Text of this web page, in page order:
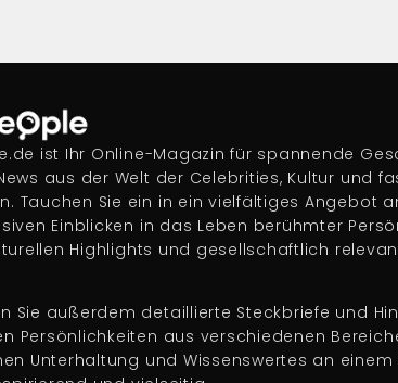
ist Ihr Online-Magazin für spannende
aus der Welt der Celebrities, Kultur und
Tauchen Sie ein in ein vielfältiges Angebot
Einblicken in das Leben berühmter
Highlights und gesellschaftlich
Sie außerdem detaillierte Steckbriefe und
Persönlichkeiten aus verschiedenen
Unterhaltung und Wissenswertes an